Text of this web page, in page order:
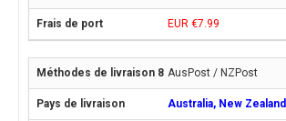
EUR €7.99
AusPost / NZPost
Australia, New Zealand